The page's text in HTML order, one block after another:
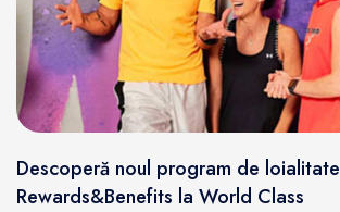
Descoperă noul program de loialitate
Rewards&Benefits la World Class